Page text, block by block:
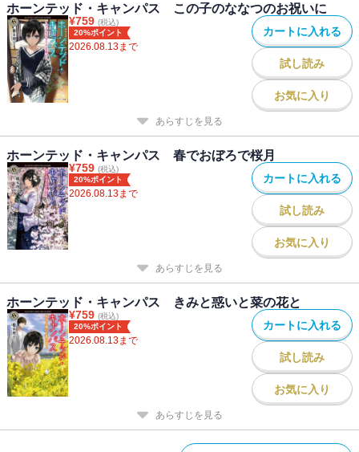
ホーンテッド・キャンパス この子のななつのお祝いに
¥759 (税込)
20%ポイント
2026.08.13まで
カートに入れる
試し読み
お気に入り
あらすじを見る
ホーンテッド・キャンパス 春でおぼろで桜月
¥759 (税込)
20%ポイント
2026.08.13まで
カートに入れる
試し読み
お気に入り
あらすじを見る
ホーンテッド・キャンパス きみと惑いと菜の花と
¥759 (税込)
20%ポイント
2026.08.13まで
カートに入れる
試し読み
お気に入り
あらすじを見る